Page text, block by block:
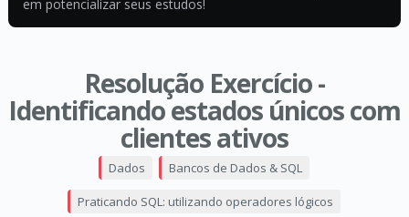
em potencializar seus estudos!
Resolução Exercício -
Identificando estados únicos com
clientes ativos
Dados Bancos de Dados & SQL
Praticando SQL: utilizando operadores lógicos